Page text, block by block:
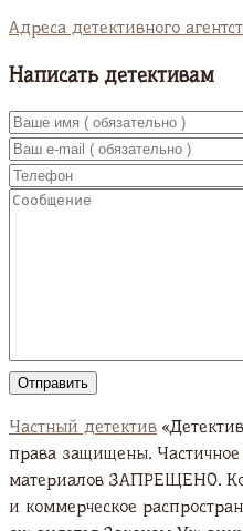
Адреса детективного
Написать детективам
Частный детектив
права защищены.
материалов ЗАПРЕЩЕНО.
и коммерческое